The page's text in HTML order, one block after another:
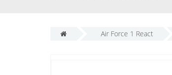
Air Force 1 React